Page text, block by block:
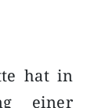
hat in
einer